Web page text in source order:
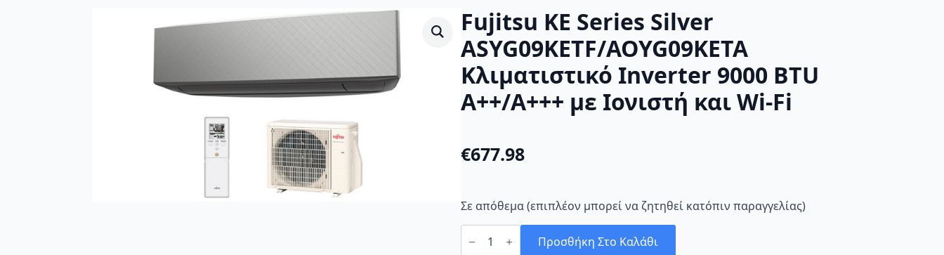
Fujitsu KE Series Silver
ASYG09KETF/AOYG09KETA
Κλιματιστικό Inverter 9000 BTU
A++/A+++ με Ιονιστή και Wi-Fi
€677.98
Σε απόθεμα (επιπλέον μπορεί να ζητηθεί κατόπιν παραγγελίας)
Fujitsu
KE Προσθήκη Στο Καλάθι